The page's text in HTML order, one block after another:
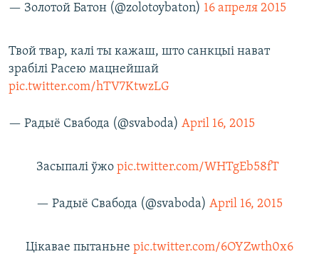
— Золотой Батон (@zolotoybaton) 16 апреля 2015
Твой твар, калі ты кажаш, што санкцыі нават
зрабілі Расею мацнейшай
pic.twitter.com/hTV7KtwzLG
— Радыё Свабода (@svaboda) April 16, 2015
Засыпалі ўжо pic.twitter.com/WHTgEb58fT
— Радыё Свабода (@svaboda) April 16, 2015
Цікавае пытаньне pic.twitter.com/6OYZwth0x6